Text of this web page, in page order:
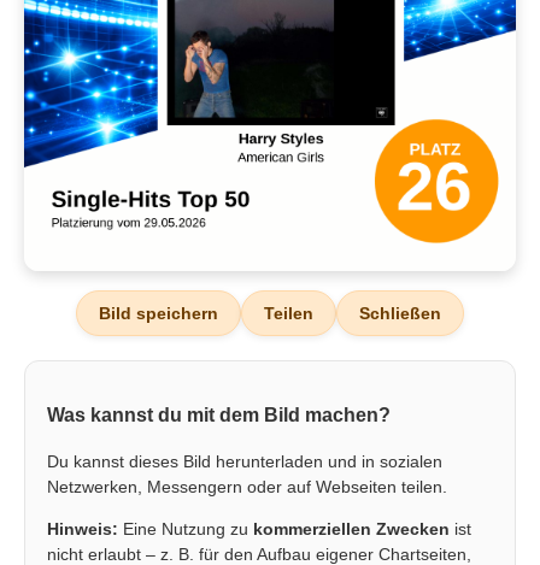
Bild speichern Teilen Schließen
Was kannst du mit dem Bild machen?
Du kannst dieses Bild herunterladen und in sozialen
Netzwerken, Messengern oder auf Webseiten teilen.
Hinweis: Eine Nutzung zu kommerziellen Zwecken ist
nicht erlaubt – z. B. für den Aufbau eigener Chartseiten,